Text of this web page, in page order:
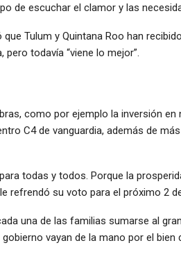
de escuchar el clamor y las
Tulum y Quintana Roo han
todavía “viene lo mejor”.
como por ejemplo la inversión en
C4 de vanguardia, además de
todas y todos. Porque la
refrendó su voto para el próximo 2
una de las familias sumarse al
vayan de la mano por el bien